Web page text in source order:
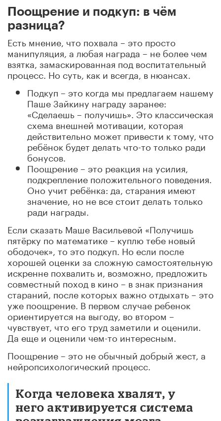
Поощрение и подкуп: в чём
разница?
Есть мнение, что похвала – это просто
манипуляция, а любая награда – не более чем
взятка, замаскированная под воспитательный
процесс. Но суть, как и всегда, в нюансах.
Подкуп – это когда мы предлагаем нашему
Паше Зайкину награду заранее:
«Сделаешь – получишь». Это классическая
схема внешней мотивации, которая
действительно может привести к тому, что
ребёнок будет делать что-то только ради
бонусов.
Поощрение – это реакция на усилия,
подкрепление положительного поведения.
Оно учит ребёнка: да, старания имеют
значение, но не все стоит делать только
ради награды.
Если сказать Маше Васильевой «Получишь
пятёрку по математике – куплю тебе новый
ободочек», то это подкуп. Но если после
хорошей оценки за сложную самостоятельную
искренне похвалить и, возможно, предложить
совместный поход в кино – в знак признания
стараний, после которых важно отдыхать – это
уже поощрение. В первом случае ребенок
ориентируется на выгоду, во втором –
чувствует, что его труд заметили и оценили.
Да еще и оценили чем-то интересным.
Поощрение – это не обычный добрый жест, а
нейропсихологический процесс.
Когда человека хвалят, у
него активируется система